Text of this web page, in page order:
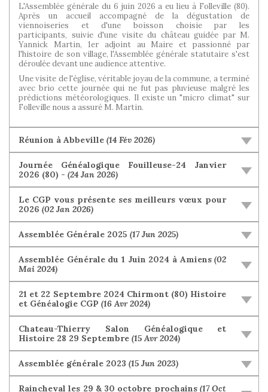
L'Assemblée générale du 6 juin 2026 a eu lieu à Folleville (80).
Après un accueil accompagné de la dégustation de
viennoiseries et d'une boisson choisie par les
participants, suivie d'une visite du château guidée par M.
Yannick Martin, 1er adjoint au Maire et passionné par
l'histoire de son village, l'Assemblée générale statutaire s'est
déroulée devant une audience attentive.
Une visite de l'église, véritable joyau de la commune, a terminé
avec brio cette journée qui ne fut pas pluvieuse malgré les
prédictions météorologiques. Il existe un "micro climat" sur
Folleville nous a assuré M. Martin.
Réunion à Abbeville (14 Fév 2026)
Journée Généalogique Fouilleuse-24 Janvier
2026 (80) - (24 Jan 2026)
Le CGP vous présente ses meilleurs vœux pour
2026 (02 Jan 2026)
Assemblée Générale 2025 (17 Jun 2025)
Assemblée Générale du 1 Juin 2024 à Amiens(02
Mai 2024)
21 et 22 Septembre 2024 Chirmont (80) Histoire
et Généalogie CGP (16 Avr 2024)
Chateau-Thierry Salon Généalogique et
Histoire 28 29 Septembre (15 Avr 2024)
Assemblée générale 2023 (15 Jun 2023)
Raincheval les 29 & 30 octobre prochains(17 Oct